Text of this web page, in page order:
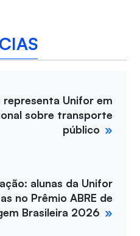
Unifor em
sobre transporte
público
alunas da Unifor
no Prêmio ABRE de
Brasileira 2026